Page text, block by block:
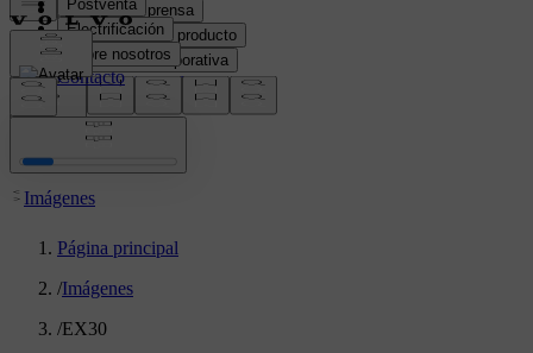
Material de prensa
Información del producto
Información corporativa
Contacto de medios
location:
Imágenes
Página principal
/Imágenes
/EX30